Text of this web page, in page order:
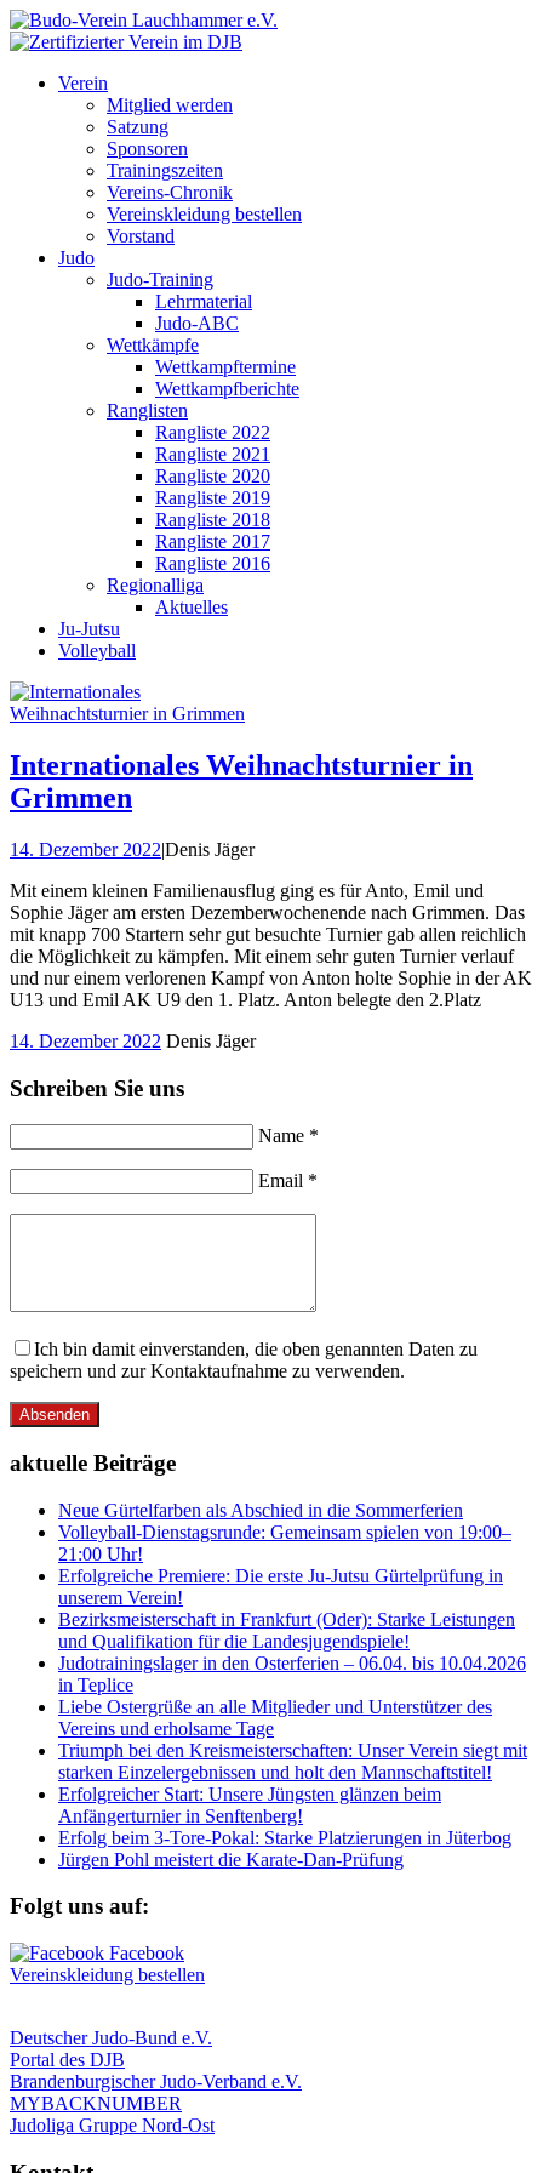
Verein
Mitglied werden
Satzung
Sponsoren
Trainingszeiten
Vereins-Chronik
Vereinskleidung bestellen
Vorstand
Judo
Judo-Training
Lehrmaterial
Judo-ABC
Wettkämpfe
Wettkampftermine
Wettkampfberichte
Ranglisten
Rangliste 2022
Rangliste 2021
Rangliste 2020
Rangliste 2019
Rangliste 2018
Rangliste 2017
Rangliste 2016
Regionalliga
Aktuelles
Ju-Jutsu
Volleyball
Internationales Weihnachtsturnier in
Grimmen
14. Dezember 2022|Denis Jäger
Mit einem kleinen Familienausflug ging es für Anto, Emil und
Sophie Jäger am ersten Dezemberwochenende nach Grimmen. Das
mit knapp 700 Startern sehr gut besuchte Turnier gab allen reichlich
die Möglichkeit zu kämpfen. Mit einem sehr guten Turnier verlauf
und nur einem verlorenen Kampf von Anton holte Sophie in der AK
U13 und Emil AK U9 den 1. Platz. Anton belegte den 2.Platz
14. Dezember 2022 Denis Jäger
Schreiben Sie uns
Name *
Email *
Ich bin damit einverstanden, die oben genannten Daten zu
speichern und zur Kontaktaufnahme zu verwenden.
Absenden
aktuelle Beiträge
Neue Gürtelfarben als Abschied in die Sommerferien
Volleyball-Dienstagsrunde: Gemeinsam spielen von 19:00–
21:00 Uhr!
Erfolgreiche Premiere: Die erste Ju-Jutsu Gürtelprüfung in
unserem Verein!
Bezirksmeisterschaft in Frankfurt (Oder): Starke Leistungen
und Qualifikation für die Landesjugendspiele!
Judotrainingslager in den Osterferien – 06.04. bis 10.04.2026
in Teplice
Liebe Ostergrüße an alle Mitglieder und Unterstützer des
Vereins und erholsame Tage
Triumph bei den Kreismeisterschaften: Unser Verein siegt mit
starken Einzelergebnissen und holt den Mannschaftstitel!
Erfolgreicher Start: Unsere Jüngsten glänzen beim
Anfängerturnier in Senftenberg!
Erfolg beim 3-Tore-Pokal: Starke Platzierungen in Jüterbog
Jürgen Pohl meistert die Karate-Dan-Prüfung
Folgt uns auf:
Vereinskleidung bestellen
Deutscher Judo-Bund e.V.
Portal des DJB
Brandenburgischer Judo-Verband e.V.
MYBACKNUMBER
Judoliga Gruppe Nord-Ost